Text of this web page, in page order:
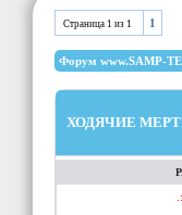
Страница 1 из 1 1
Форум www.SAMP-
ХОДЯЧИЕ